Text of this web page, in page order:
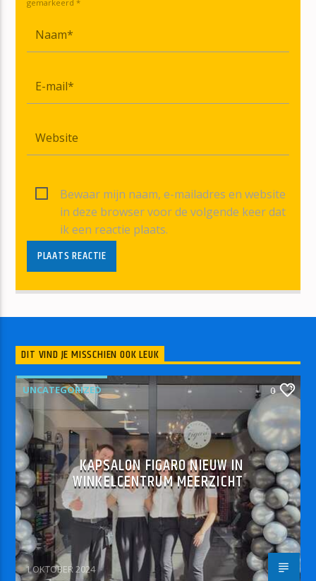
gemarkeerd *
Bewaar mijn naam, e-mailadres en website
in deze browser voor de volgende keer dat
ik een reactie plaats.
DIT VIND JE MISSCHIEN OOK LEUK
UNCATEGORIZED 0
KAPSALON FIGARO NIEUW IN
WINKELCENTRUM MEERZICHT
1 OKTOBER 2024